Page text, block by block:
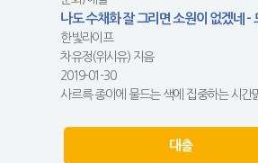
나도 수채화 잘 그리면 소원이 없겠네
한빛라이프
차유정(위시유) 지음
2019-01-30
사르륵 종이에 물드는 색에 집중하는 시간
대출